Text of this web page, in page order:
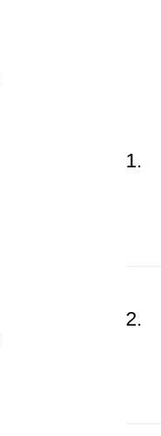
1.
2.